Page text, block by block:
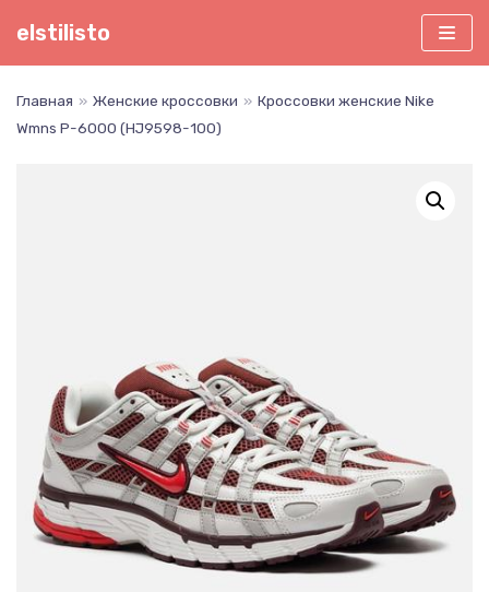
Перейти
elstilisto
Главная » Женские кроссовки » Кроссовки женские Nike
Wmns P-6000 (HJ9598-100)